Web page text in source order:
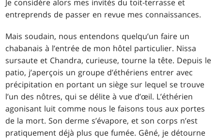
Je considère alors mes invités du toit-terrasse et
entreprends de passer en revue mes connaissances.
Mais soudain, nous entendons quelqu’un faire un
chabanais à l’entrée de mon hôtel particulier. Nissa
sursaute et Chandra, curieuse, tourne la tête. Depuis le
patio, j’aperçois un groupe d’éthériens entrer avec
précipitation en portant un siège sur lequel se trouve
l’un des nôtres, qui se délite à vue d’œil. L’éthérien
agonisant luit comme nous le faisons tous aux portes
de la mort. Son derme s’évapore, et son corps n’est
pratiquement déjà plus que fumée. Gêné, je détourne